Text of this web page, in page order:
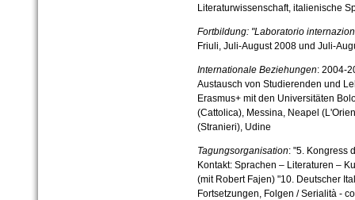
Literaturwissenschaft, italienische
Fortbildung: "Laboratorio
Friuli, Juli-August 2008 und Juli-
Internationale Beziehungen: 2004-
Austausch von Studie­renden und
Erasmus+ mit den Universitäten
(Cattolica), Messina, Neapel
(Stranieri), Udine
Tagungsorganisation: "5. Kongress
Kontakt: Sprachen – Literaturen –
(mit Robert Fajen) "10. Deutscher
Fortsetzungen, Folgen / Serialità -